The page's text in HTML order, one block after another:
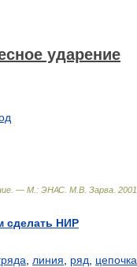
ударение
— М.: ЭНАС М.В. Зарва 2001
сделать НИР
линия ряд цепочка